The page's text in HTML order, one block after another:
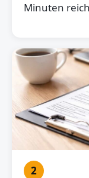
Minuten
2